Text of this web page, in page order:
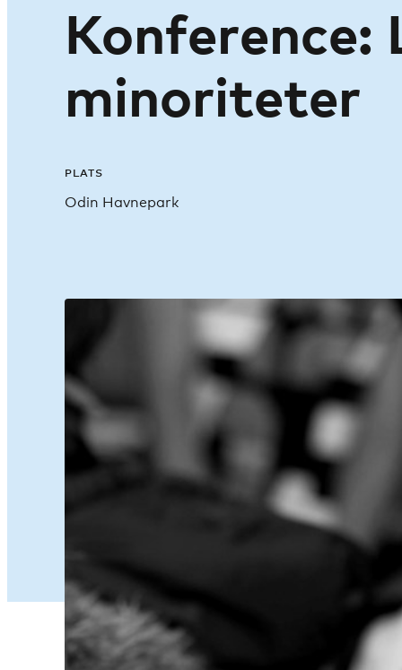
minoriteter
PLATS
Odin Havnepark